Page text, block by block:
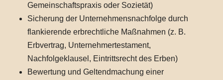
Gemeinschaftspraxis oder Sozietät)
Sicherung der Unternehmensnachfolge durch
flankierende erbrechtliche Maßnahmen (z. B.
Erbvertrag, Unternehmertestament,
Nachfolgeklausel, Eintrittsrecht des Erben)
Bewertung und Geltendmachung einer